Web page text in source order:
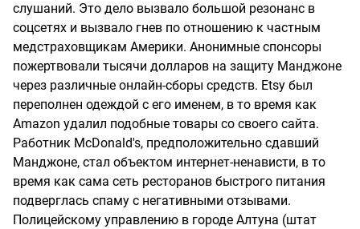
слушаний. Это дело вызвало большой резонанс в
соцсетях и вызвало гнев по отношению к частным
медстраховщикам Америки. Анонимные спонсоры
пожертвовали тысячи долларов на защиту Манджоне
через различные онлайн-сборы средств. Etsy был
переполнен одеждой с его именем, в то время как
Amazon удалил подобные товары со своего сайта.
Работник McDonald's, предположительно сдавший
Манджоне, стал объектом интернет-ненависти, в то
время как сама сеть ресторанов быстрого питания
подверглась спаму с негативными отзывами.
Полицейскому управлению в городе Алтуна (штат